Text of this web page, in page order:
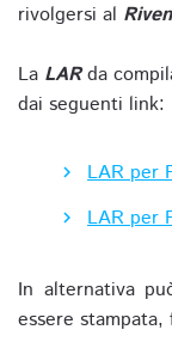
rivolgersi al
La LARda
dai seguenti link:
LAR per
LAR per
In alternativa
essere